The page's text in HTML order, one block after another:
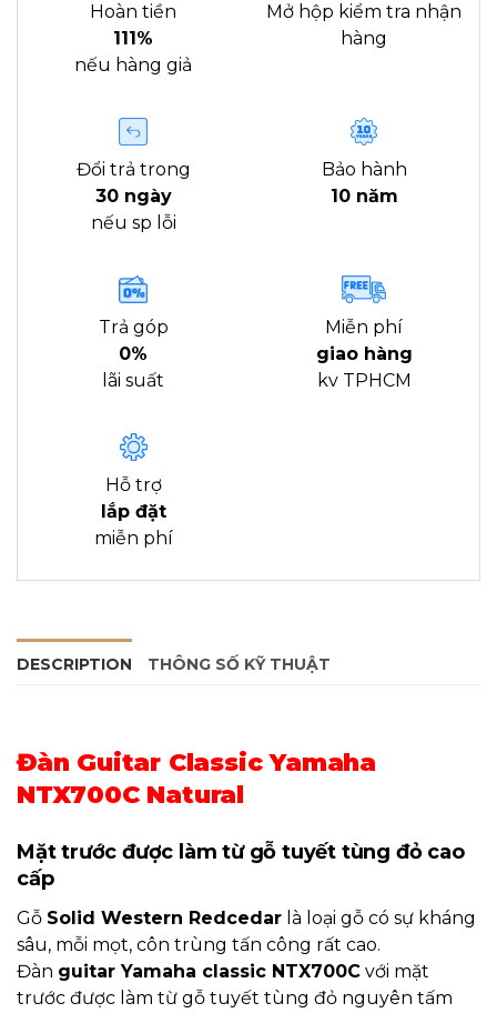
Hoàn tiền
111%
nếu hàng giả
Mở hộp kiểm tra nhận
hàng
Đổi trả trong
30 ngày
nếu sp lỗi
Bảo hành
10 năm
Trả góp
0%
lãi suất
Miễn phí
giao hàng
kv TPHCM
Hỗ trợ
lắp đặt
miễn phí
DESCRIPTION THÔNG SỐ KỸ THUẬT
Đàn Guitar Classic Yamaha
NTX700C Natural
Mặt trước được làm từ gỗ tuyết tùng đỏ cao
cấp
Gỗ Solid Western Redcedar là loại gỗ có sự kháng
sâu, mỗi mọt, côn trùng tấn công rất cao.
Đàn guitar Yamaha classic NTX700C với mặt
trước được làm từ gỗ tuyết tùng đỏ nguyên tấm